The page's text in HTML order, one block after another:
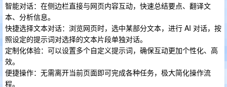
智能对话：在侧边栏直接与网页内容互动，快速总结要点、翻译文
本、分析信息。
快捷选择文本对话：浏览网页时，选中某部分文本，进行 AI 对话，按
照设定的提示词对选择的文本片段单独对话。
定制化体验：可以设置多个自定义提示词，确保互动更加个性化、高
效。
便捷操作：无需离开当前页面即可完成各种任务，极大简化操作流
程。